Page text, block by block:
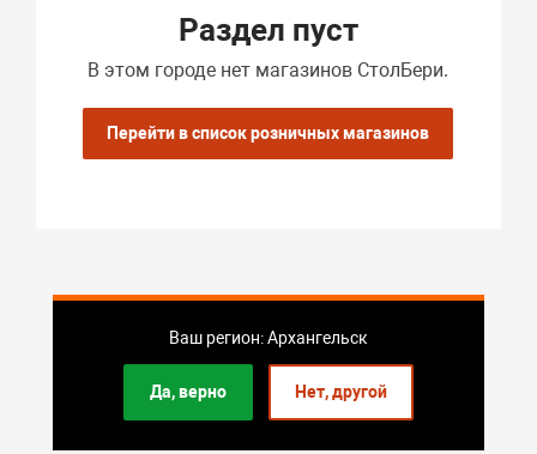
Ваш регион: Архангельск
Да, верно Нет, другой
Раздел пуст
В этом городе нет магазинов СтолБери.
Перейти в список розничных магазинов